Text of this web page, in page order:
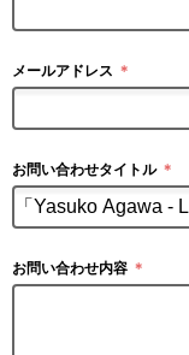
メールアドレス ＊
お問い合わせタイトル ＊
お問い合わせ内容 ＊